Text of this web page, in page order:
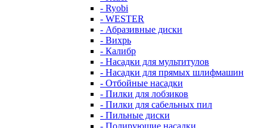
- Ryobi
- WESTER
- Абразивные диски
- Вихрь
- Калибр
- Насадки для мультитулов
- Насадки для прямых шлифмашин
- Отбойные насадки
- Пилки для лобзиков
- Пилки для сабельных пил
- Пильные диски
- Полирующие насадки